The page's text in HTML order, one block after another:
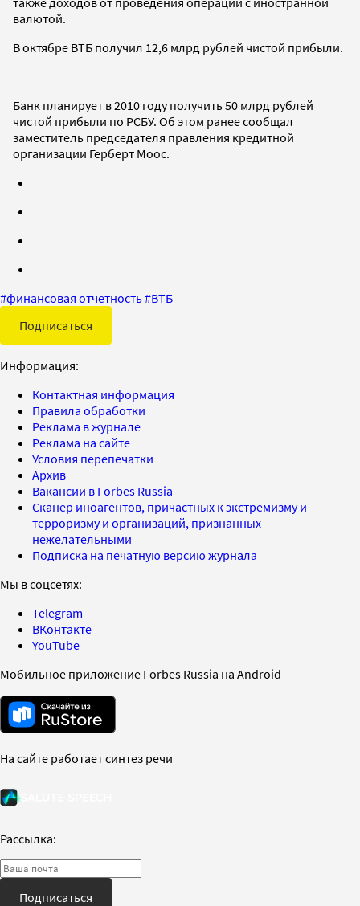
валютой.
В октябре ВТБ получил 12,6 млрд рублей чистой прибыли.
Банк планирует в 2010 году получить 50 млрд рублей
чистой прибыли по РСБУ. Об этом ранее сообщал
заместитель председателя правления кредитной
организации Герберт Моос.
#финансовая отчетность#ВТБ
Подписаться
Информация:
Контактная информация
Правила обработки
Реклама в журнале
Реклама на сайте
Условия перепечатки
Архив
Вакансии в Forbes Russia
Сканер иноагентов, причастных к экстремизму и
терроризму и организаций, признанных
нежелательными
Подписка на печатную версию журнала
Мы в соцсетях:
Telegram
ВКонтакте
YouTube
Мобильное приложение Forbes Russia на Android
На сайте работает синтез речи
Рассылка:
Подписаться